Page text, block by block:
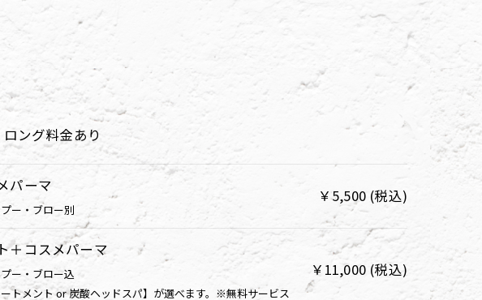
ング料金あり
パーマ
ー・ブロー別
￥5,500 (税込)
＋コスメパーマ
ー・ブロー込
トメント or 炭酸ヘッドスパ】が選べます。※無料サービス
￥11,000 (税込)